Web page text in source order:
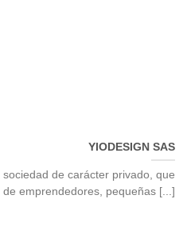
YIODESIGN SAS
sociedad de carácter privado, que
emprendedores, pequeñas [...]